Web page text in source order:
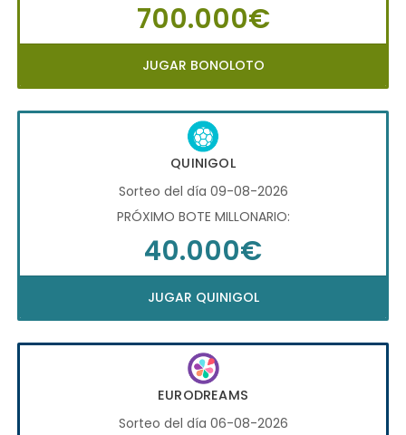
700.000€
JUGAR BONOLOTO
QUINIGOL
Sorteo del día 09-08-2026
PRÓXIMO BOTE MILLONARIO:
40.000€
JUGAR QUINIGOL
EURODREAMS
Sorteo del día 06-08-2026